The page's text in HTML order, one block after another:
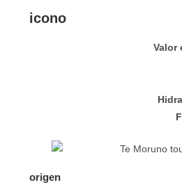
icono
Valor
origen